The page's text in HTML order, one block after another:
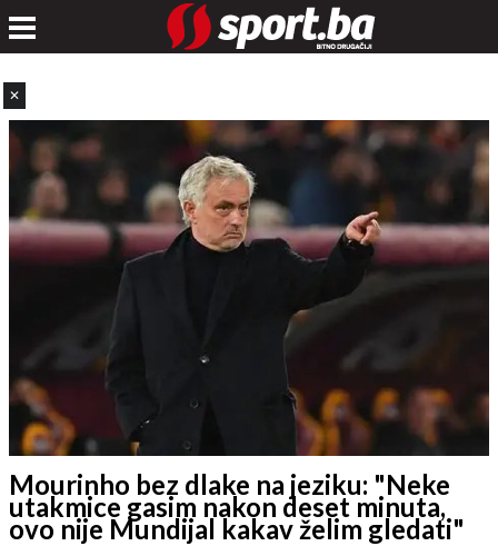
✕
Mourinho bez dlake na jeziku: "Neke
utakmice gasim nakon deset minuta,
ovo nije Mundijal kakav želim gledati"